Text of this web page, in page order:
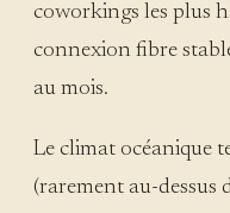
coworkings les plus
connexion fibre
au mois.
Le climat océanique
(rarement au-dessus